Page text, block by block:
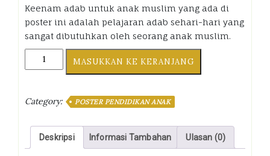
Keenam adab untuk anak muslim yang ada di
poster ini adalah pelajaran adab sehari-hari yang
sangat dibutuhkan oleh seorang anak muslim.
Poster
Anak
kuantiti
MASUKKAN KE KERANJANG
Category: POSTER PENDIDIKAN ANAK
Deskripsi Informasi Tambahan Ulasan (0)